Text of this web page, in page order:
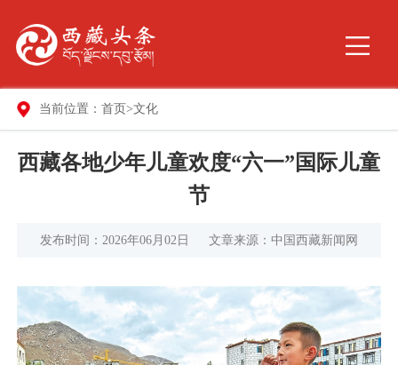
当前位置： 首页 >文化
西藏各地少年儿童欢度“六一”国际儿童
节
发布时间：2026年06月02日 文章来源：中国西藏新闻网